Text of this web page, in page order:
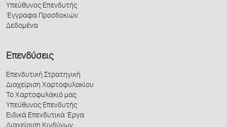
Υπεύθυνος Επενδυτής
Έγγραφα Προσδοκιών
Δεδομένα
Επενδύσεις
Επενδυτική Στρατηγική
Διαχείριση Χαρτοφυλακίου
Το Χαρτοφυλάκιό μας
Υπεύθυνος Επενδυτής
Ειδικά Επενδυτικά Έργα